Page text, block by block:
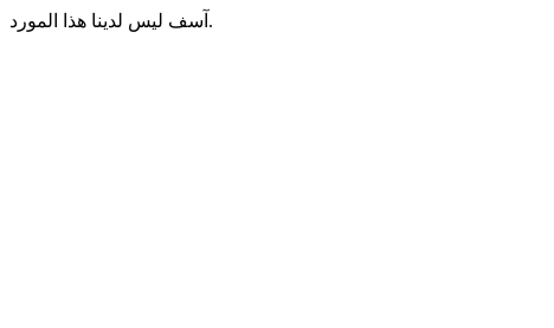
آسف ليس لدينا هذا المورد.